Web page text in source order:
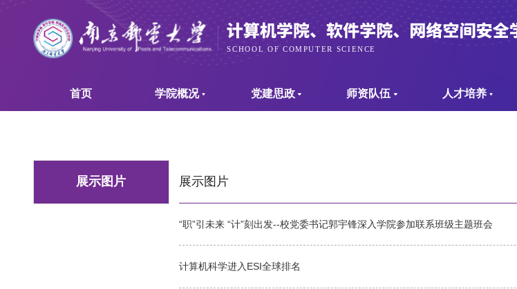
首页 学院概况 党建思政 师资队伍 人才培养
展示图片 展示图片
“职”引未来 “计”刻出发--校党委书记郭宇锋深入学院参加联系班级主题班会
计算机科学进入ESI全球排名